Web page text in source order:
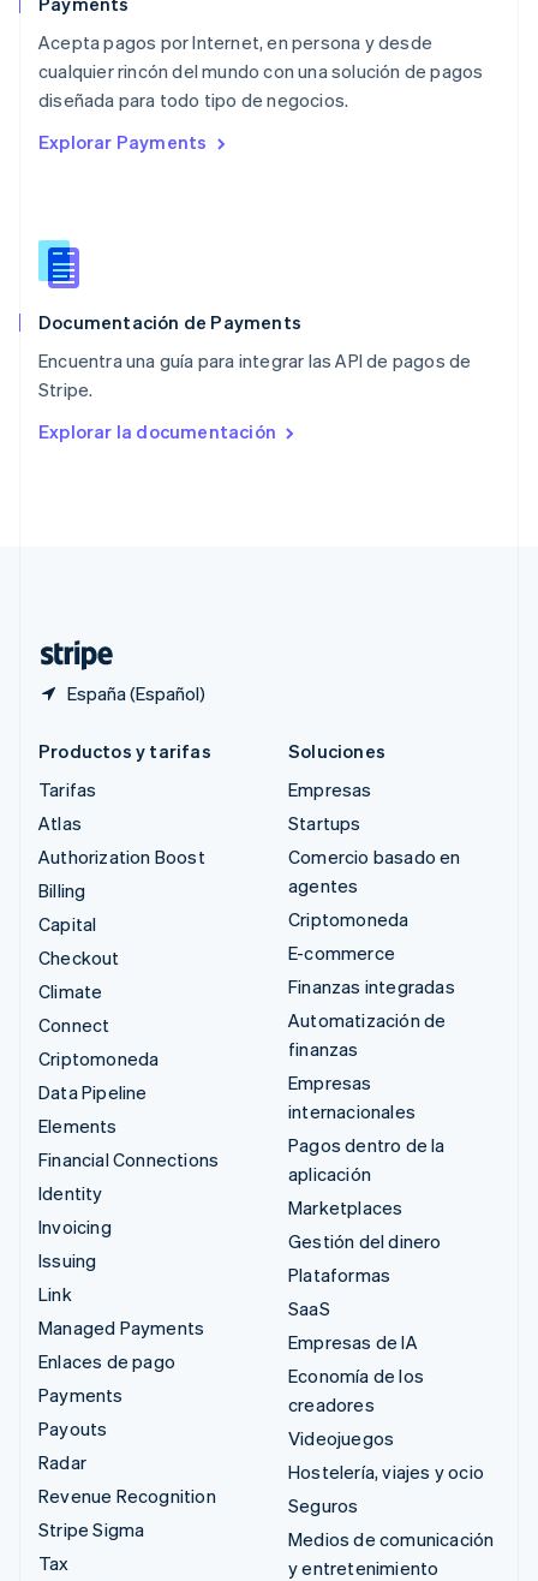
Acepta pagos por Internet, en persona y desde
cualquier rincón del mundo con una solución de pagos
diseñada para todo tipo de negocios.
Explorar Payments
Documentación de Payments
Encuentra una guía para integrar las API de pagos de
Stripe.
Explorar la documentación
España (Español)
English
Nueva Zelanda
English
NederlandsEnglish
Português
RAE de Hong Kong, China
Reino Unido
República Checa
English
English
Productos y tarifas
Tarifas
Atlas
Authorization Boost
Billing
Capital
Checkout
Climate
Connect
Criptomoneda
Data Pipeline
Elements
Financial Connections
Identity
Invoicing
Issuing
Link
Managed Payments
Enlaces de pago
Payments
Payouts
Radar
Revenue Recognition
Stripe Sigma
Tax
Soluciones
Empresas
Startups
Comercio basado en
agentes
Criptomoneda
E-commerce
Finanzas integradas
Automatización de
finanzas
Empresas
internacionales
Pagos dentro de la
aplicación
Marketplaces
Gestión del dinero
Plataformas
SaaS
Empresas de IA
Economía de los
creadores
Videojuegos
Hostelería, viajes y ocio
Seguros
Medios de comunicación
y entretenimiento